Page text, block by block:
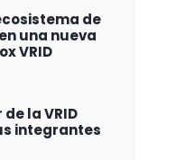
de
una nueva
VRID
la VRID
integrantes